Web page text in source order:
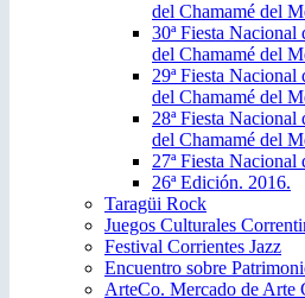
del Chamamé del
30ª Fiesta Nacional
del Chamamé del
29ª Fiesta Nacional
del Chamamé del
28ª Fiesta Nacional
del Chamamé del
27ª Fiesta Nacional
26ª Edición. 2016.
Taragüi Rock
Juegos Culturales
Festival Corrientes Jazz
Encuentro sobre
ArteCo. Mercado de Arte